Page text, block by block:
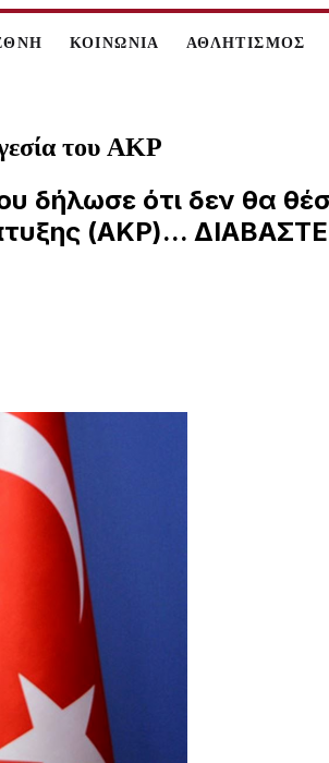
ΚΟΙΝΩΝΙΑ ΑΘΛΗΤΙΣΜΟΣ
του AKP
ότι δεν θα
(AKP)...